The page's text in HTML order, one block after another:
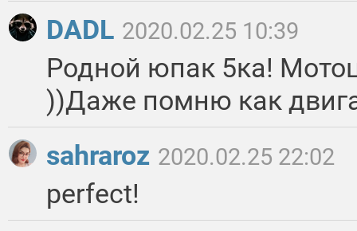
DADL 2020.02.25 10:39
Родной юпак 5ка!
))Даже помню как
sahraroz 2020.02.25 22:02
perfect!